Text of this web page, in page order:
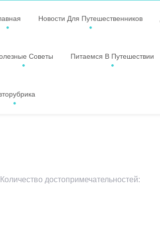
Новости Для Путешественников
Советы Питаемся В Путешествии
достопримечательностей: